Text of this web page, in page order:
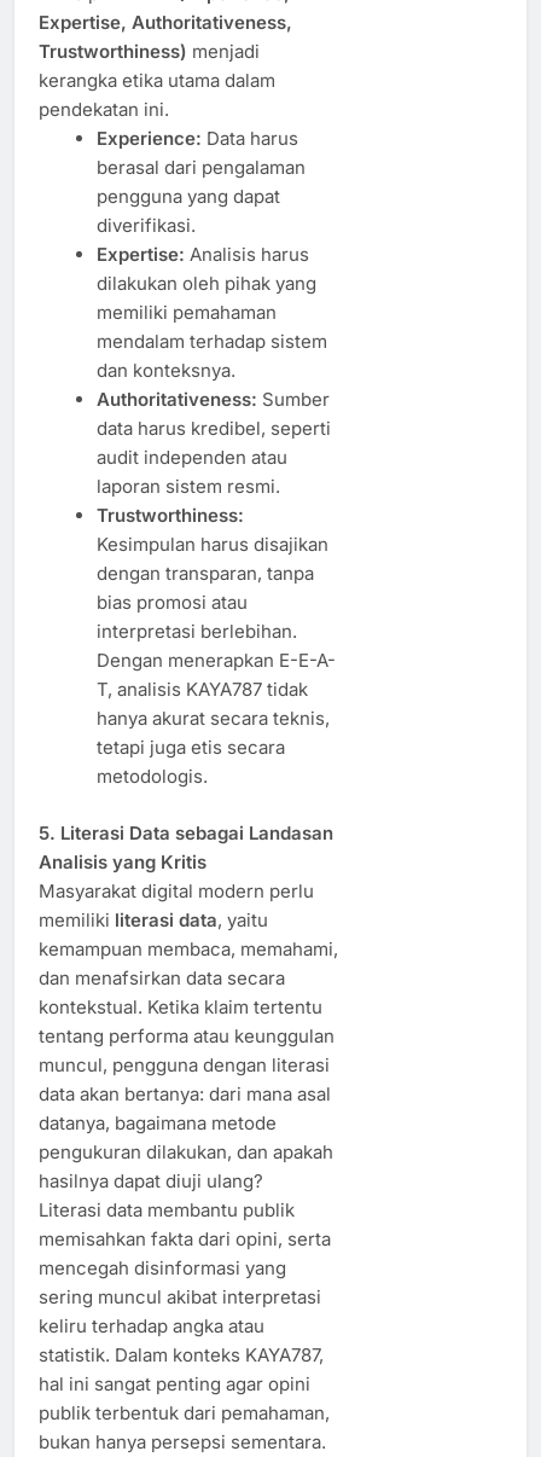
Expertise, Authoritativeness,
Trustworthiness) menjadi
kerangka etika utama dalam
pendekatan ini.
Experience: Data harus
berasal dari pengalaman
pengguna yang dapat
diverifikasi.
Expertise: Analisis harus
dilakukan oleh pihak yang
memiliki pemahaman
mendalam terhadap sistem
dan konteksnya.
Authoritativeness: Sumber
data harus kredibel, seperti
audit independen atau
laporan sistem resmi.
Trustworthiness:
Kesimpulan harus disajikan
dengan transparan, tanpa
bias promosi atau
interpretasi berlebihan.
Dengan menerapkan E-E-A-
T, analisis KAYA787 tidak
hanya akurat secara teknis,
tetapi juga etis secara
metodologis.
5. Literasi Data sebagai Landasan
Analisis yang Kritis
Masyarakat digital modern perlu
memiliki literasi data, yaitu
kemampuan membaca, memahami,
dan menafsirkan data secara
kontekstual. Ketika klaim tertentu
tentang performa atau keunggulan
muncul, pengguna dengan literasi
data akan bertanya: dari mana asal
datanya, bagaimana metode
pengukuran dilakukan, dan apakah
hasilnya dapat diuji ulang?
Literasi data membantu publik
memisahkan fakta dari opini, serta
mencegah disinformasi yang
sering muncul akibat interpretasi
keliru terhadap angka atau
statistik. Dalam konteks KAYA787,
hal ini sangat penting agar opini
publik terbentuk dari pemahaman,
bukan hanya persepsi sementara.